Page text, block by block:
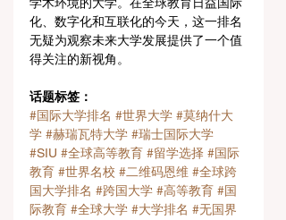
化、数字化和互联化的今天，这一排名
无疑为观察未来大学发展提供了一个值
得关注的新视角。
话题标签：
#国际大学排名 #世界大学 #莫纳什大
学 #赫瑞瓦特大学 #瑞士国际大学
#SIU #全球高等教育 #留学选择 #国际
教育 #世界名校 #二维码恩维 #全球跨
国大学排名 #跨国大学 #高等教育 #国
际教育 #全球大学 #大学排名 #无国界